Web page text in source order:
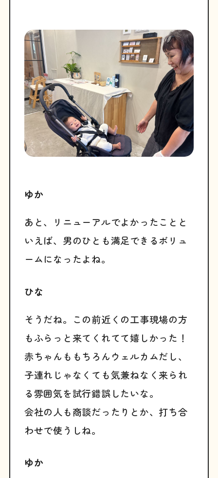
ゆか
あと、リニューアルでよかったことと
いえば、男のひとも満足できるボリュ
ームになったよね。
ひな
そうだね。この前近くの工事現場の方
もふらっと来てくれてて嬉しかった！
赤ちゃんももちろんウェルカムだし、
子連れじゃなくても気兼ねなく来られ
る雰囲気を試行錯誤したいな。
会社の人も商談だったりとか、打ち合
わせで使うしね。
ゆか